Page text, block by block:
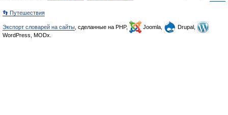
👣 Путешествия
Экспорт словарей на сайты , сделанные на PHP, Joomla,
Drupal,
WordPress, MODx.